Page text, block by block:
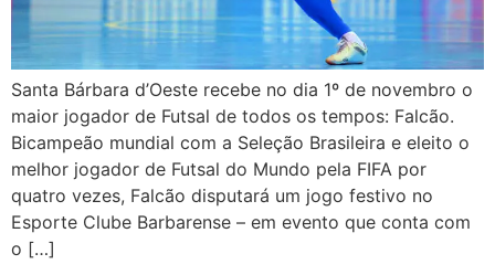
Santa Bárbara d’Oeste recebe no dia 1º de novembro o
maior jogador de Futsal de todos os tempos: Falcão.
Bicampeão mundial com a Seleção Brasileira e eleito o
melhor jogador de Futsal do Mundo pela FIFA por
quatro vezes, Falcão disputará um jogo festivo no
Esporte Clube Barbarense – em evento que conta com
o […]